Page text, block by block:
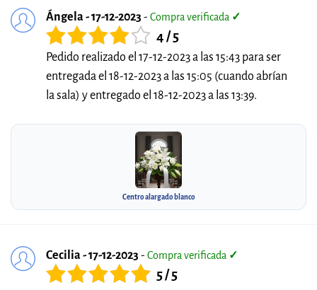
Ángela - 17-12-2023 - Compra verificada ✓
4 / 5
Pedido realizado el 17-12-2023 a las 15:43 para ser
entregada el 18-12-2023 a las 15:05 (cuando abrían
la sala) y entregado el 18-12-2023 a las 13:39.
Centro alargado blanco
Cecilia - 17-12-2023 - Compra verificada ✓
5 / 5